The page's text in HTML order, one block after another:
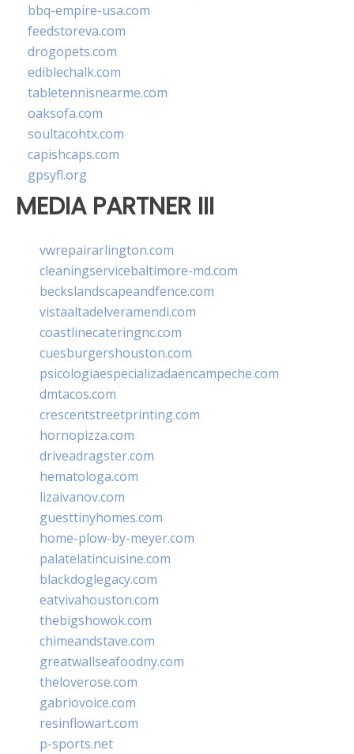
bbq-empire-usa.com
feedstoreva.com
drogopets.com
ediblechalk.com
tabletennisnearme.com
oaksofa.com
soultacohtx.com
capishcaps.com
gpsyfl.org
MEDIA PARTNER III
vwrepairarlington.com
cleaningservicebaltimore-md.com
beckslandscapeandfence.com
vistaaltadelveramendi.com
coastlinecateringnc.com
cuesburgershouston.com
psicologiaespecializadaencampeche.com
dmtacos.com
crescentstreetprinting.com
hornopizza.com
driveadragster.com
hematologa.com
lizaivanov.com
guesttinyhomes.com
home-plow-by-meyer.com
palatelatincuisine.com
blackdoglegacy.com
eatvivahouston.com
thebigshowok.com
chimeandstave.com
greatwallseafoodny.com
theloverose.com
gabriovoice.com
resinflowart.com
p-sports.net